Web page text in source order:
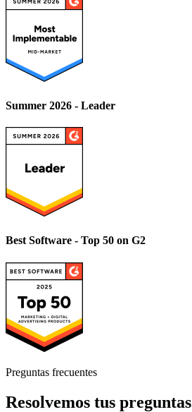
Summer 2026 - Leader
Best Software - Top 50 on G2
Preguntas frecuentes
Resolvemos tus preguntas